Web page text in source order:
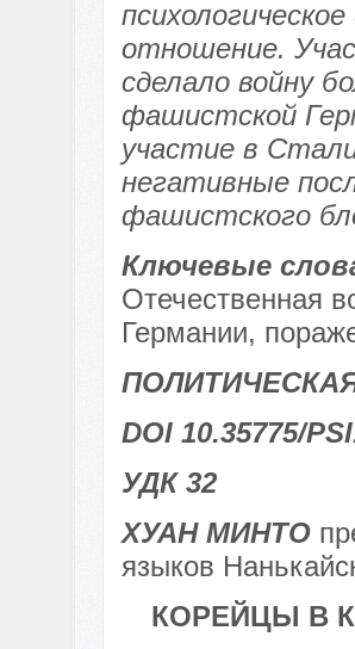
отношение.
сделало войну
фашистской
участие в
негативные
фашистского
Ключевые
Отечественная
Германии,
DOI 10.35775/
УДК 32
ХУАН МИНТО
языков
КОРЕЙЦЫ В